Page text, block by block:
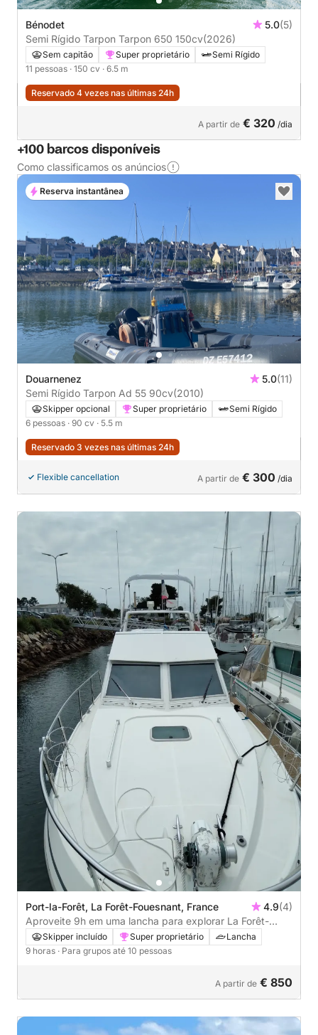
Bénodet 5.0(5)
Semi Rígido Tarpon Tarpon 650 150cv(2026)
Sem capitão Super proprietário
Semi Rígido
11 pessoas · 150 cv · 6.5 m
Reservado 4 vezes nas últimas 24h
A partir de € 320 /dia
+100 barcos disponíveis
Como classificamos os anúncios
Douarnenez 5.0(11)
Semi Rígido Tarpon Ad 55 90cv(2010)
Skipper opcional Super proprietário
Semi Rígido
6 pessoas · 90 cv · 5.5 m
Reservado 3 vezes nas últimas 24h
Flexible cancellation A partir de € 300 /dia
Reserva instantânea
Port-la-Forêt, La Forêt-Fouesnant, France 4.9(4)
Aproveite 9h em uma lancha para explorar La Forêt-
Fouesnant
Skipper incluído Super proprietário
Lancha
9 horas · Para grupos até 10 pessoas
A partir de € 850